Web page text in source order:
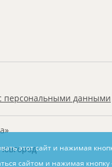
персональными данными
этот сайт и нажимая
сайтом и нажимая